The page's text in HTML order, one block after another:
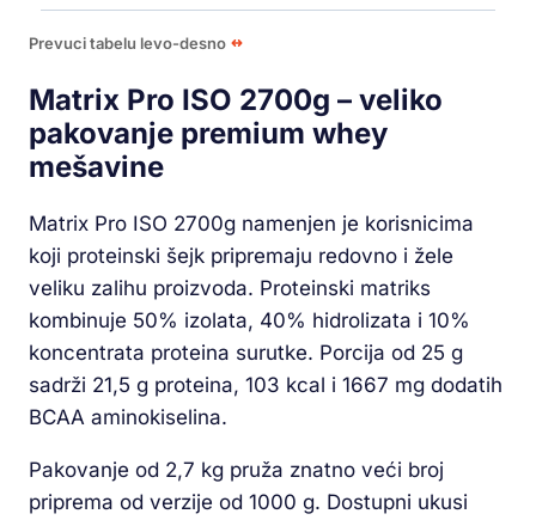
Prevuci tabelu levo-desno
Matrix Pro ISO 2700g – veliko
pakovanje premium whey
mešavine
Matrix Pro ISO 2700g namenjen je korisnicima
koji proteinski šejk pripremaju redovno i žele
veliku zalihu proizvoda. Proteinski matriks
kombinuje 50% izolata, 40% hidrolizata i 10%
koncentrata proteina surutke. Porcija od 25 g
sadrži 21,5 g proteina, 103 kcal i 1667 mg dodatih
BCAA aminokiselina.
Pakovanje od 2,7 kg pruža znatno veći broj
priprema od verzije od 1000 g. Dostupni ukusi